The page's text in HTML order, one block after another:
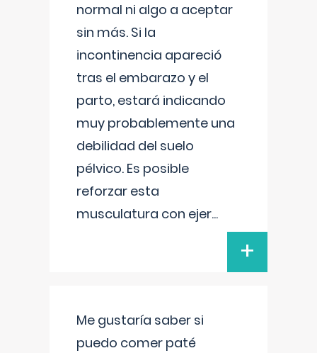
normal ni algo a aceptar
sin más. Si la
incontinencia apareció
tras el embarazo y el
parto, estará indicando
muy probablemente una
debilidad del suelo
pélvico. Es posible
reforzar esta
musculatura con ejer...
+
Me gustaría saber si
puedo comer paté